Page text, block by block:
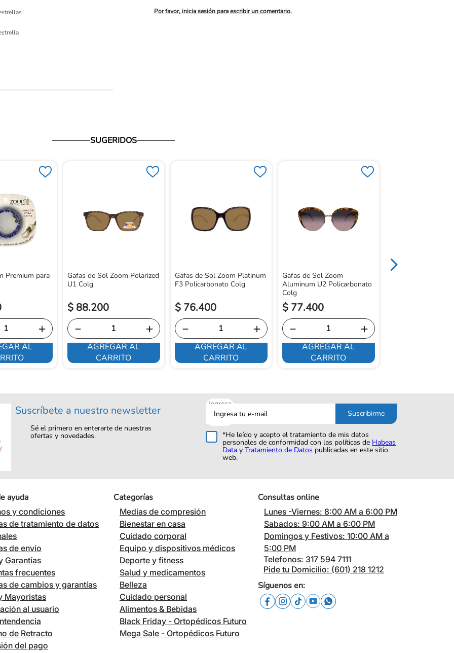
Por favor, inicia sesión para escribir un comentario.
SUGERIDOS
Premium para
＋
AL
Gafas de Sol Zoom Polarized
U1 Colg
$ 88.200
＋
－
AGREGAR AL
CARRITO
Gafas de Sol Zoom Platinum
F3 Policarbonato Colg
$ 76.400
＋
－
AGREGAR AL
CARRITO
Gafas de Sol Zoom
Aluminum U2 Policarbonato
Colg
$ 77.400
＋
－
AGREGAR AL
CARRITO
Suscríbete a nuestro newsletter
Sé el primero en enterarte de nuestras
ofertas y novedades.
Ingresa
tu
correo
Suscribirme
*He leído y acepto el tratamiento de mis datos
personales de conformidad con las políticas de Habeas
Data yTratamiento de Datos publicadas en este sitio
web.
ayuda
y condiciones
de tratamiento de datos
de envío
Garantías
frecuentes
de cambios y garantías
Mayoristas
al usuario
de Retracto
del pago
Categorías
Medias de compresión
Bienestar en casa
Cuidado corporal
Equipo y dispositivos médicos
Deporte y fitness
Salud y medicamentos
Belleza
Cuidado personal
Alimentos & Bebidas
Black Friday - Ortopédicos Futuro
Mega Sale - Ortopédicos Futuro
Consultas online
Lunes -Viernes: 8:00 AM a 6:00 PM
Sabados: 9:00 AM a 6:00 PM
Domingos y Festivos: 10:00 AM a
5:00 PM
Telefonos: 317 594 7111
Pide tu Domicilio: (601) 218 1212
Síguenos en: